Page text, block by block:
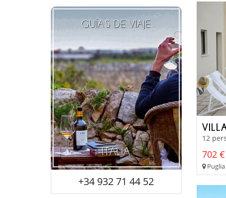
GUÍAS DE VIAJE
ITALIA
+34 932 71 44 52
12
702
Puglia